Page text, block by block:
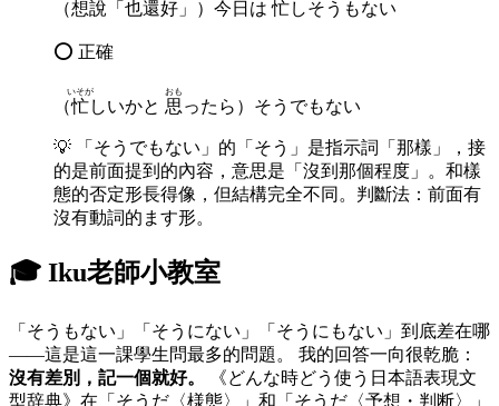
（想說「也還好」） 今日 は忙しそうもない
⭕ 正確
（忙
いそが
しいかと 思
おも
ったら）そうでもない
💡
「そうでもない」的「そう」是指示詞「那樣」，接
的是前面提到的內容，意思是「沒到那個程度」。和樣
態的否定形長得像，但結構完全不同。判斷法：前面有
沒有動詞的ます形。
🎓 Iku老師小教室
「そうもない」「そうにない」「そうにもない」到底差在哪
——這是這一課學生問最多的問題。 我的回答一向很乾脆：
沒有差別，記一個就好。
型辞典》在「そうだ〈様態〉」和「そうだ〈予想・判断〉」